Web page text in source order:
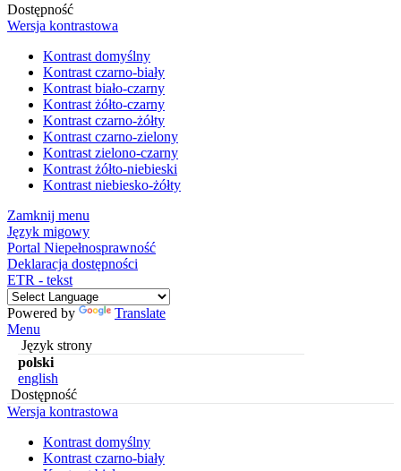
Dostępność
Wersja kontrastowa
Kontrast domyślny
Kontrast czarno-biały
Kontrast biało-czarny
Kontrast żółto-czarny
Kontrast czarno-żółty
Kontrast czarno-zielony
Kontrast zielono-czarny
Kontrast żółto-niebieski
Kontrast niebiesko-żółty
Zamknij menu
Język migowy
Portal Niepełnosprawność
Deklaracja dostępności
ETR - tekst
Powered by
Translate
Menu
Język strony
polski
english
Dostępność
Wersja kontrastowa
Kontrast domyślny
Kontrast czarno-biały